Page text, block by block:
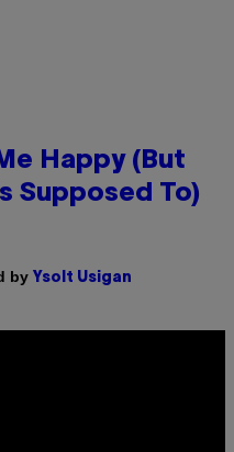
Happy (But
Supposed To)
by Ysolt Usigan